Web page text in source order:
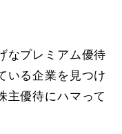
なプレミアム優待
いる企業を見つけ
主優待にハマって